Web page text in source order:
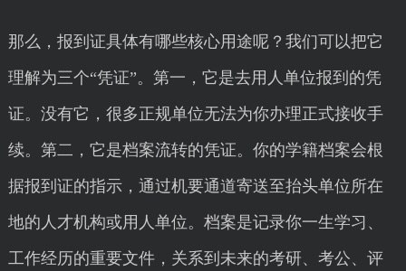
那么，报到证具体有哪些核心用途呢？我们可以把它
理解为三个“凭证”。第一，它是去用人单位报到的凭
证。没有它，很多正规单位无法为你办理正式接收手
续。第二，它是档案流转的凭证。你的学籍档案会根
据报到证的指示，通过机要通道寄送至抬头单位所在
地的人才机构或用人单位。档案是记录你一生学习、
工作经历的重要文件，关系到未来的考研、考公、评